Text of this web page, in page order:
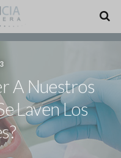
A Nuestros
Laven Los